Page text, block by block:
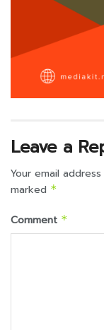
Leave a
Your email
marked *
Comment *